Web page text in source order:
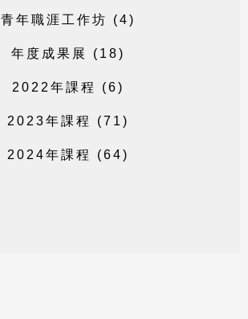
青年職涯 工 作坊 (4)
年 度 成果 展 ( 1 8)
2 0 2 2 年課 程 (6)
2 0 2 3年課 程 (7 1 )
2 0 2 4年課 程 (64)